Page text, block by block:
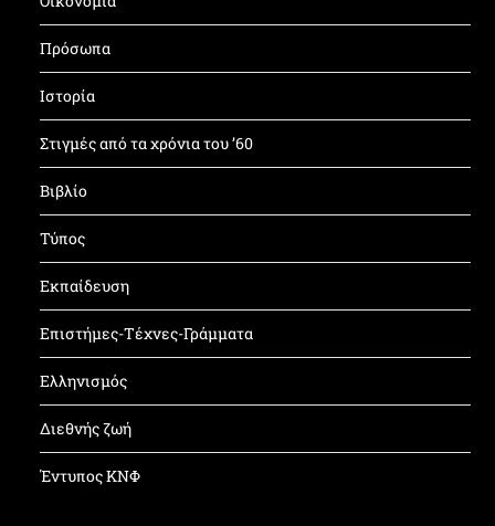
Πρόσωπα
Ιστορία
Στιγμές από τα χρόνια του ’60
Βιβλίο
Τύπος
Εκπαίδευση
Επιστήμες-Τέχνες-Γράμματα
Ελληνισμός
Διεθνής ζωή
Έντυπος ΚΝΦ